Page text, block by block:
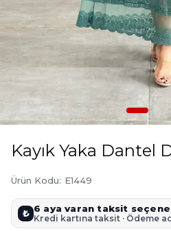
Kayık Yaka Dantel
Ürün Kodu: E1449
₺ 6 aya varan taksit
Kredi kartına taksit · Ödeme